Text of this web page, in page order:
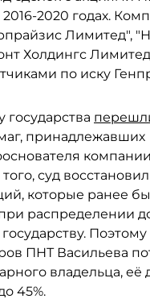
2020 годах.
Лимитед",
Холдингс
по иску
государства
принадлежавших
суд
которые ранее
распределении
Поэтому
ПНТ Васильева
владельца, её
45%.